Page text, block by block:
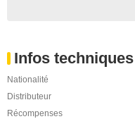
Infos techniques
Nationalité
Distributeur
Récompenses